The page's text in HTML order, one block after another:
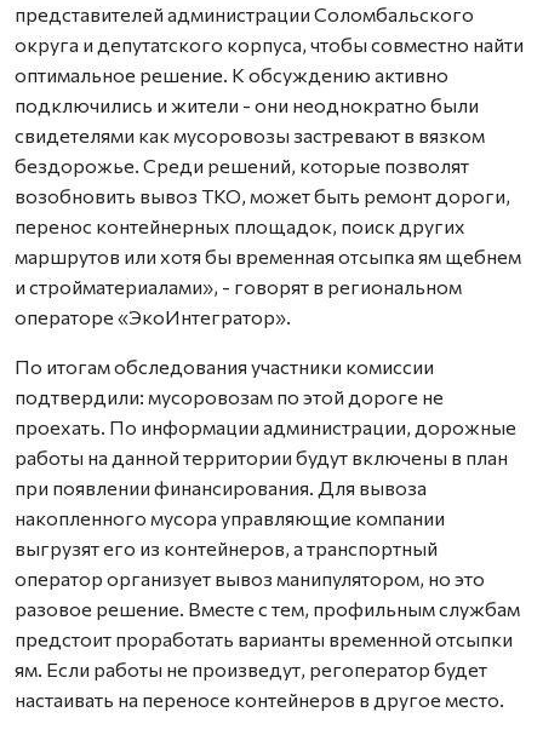
представителей администрации Соломбальского
округа и депутатского корпуса, чтобы совместно найти
оптимальное решение. К обсуждению активно
подключились и жители - они неоднократно были
свидетелями как мусоровозы застревают в вязком
бездорожье. Среди решений, которые позволят
возобновить вывоз ТКО, может быть ремонт дороги,
перенос контейнерных площадок, поиск других
маршрутов или хотя бы временная отсыпка ям щебнем
и стройматериалами», - говорят в региональном
операторе «ЭкоИнтегратор».
По итогам обследования участники комиссии
подтвердили: мусоровозам по этой дороге не
проехать. По информации администрации, дорожные
работы на данной территории будут включены в план
при появлении финансирования. Для вывоза
накопленного мусора управляющие компании
выгрузят его из контейнеров, а транспортный
оператор организует вывоз манипулятором, но это
разовое решение. Вместе с тем, профильным службам
предстоит проработать варианты временной отсыпки
ям. Если работы не произведут, регоператор будет
настаивать на переносе контейнеров в другое место.